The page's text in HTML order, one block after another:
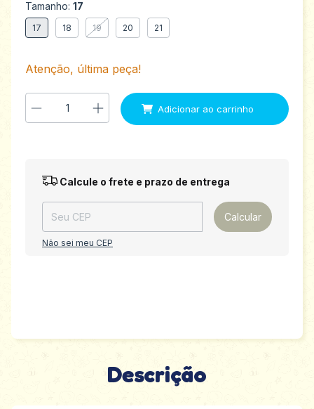
Tamanho: 17
17 18 19 20 21
Atenção, última peça!
Entregas para o CEP: Alterar CEP
Calcule o frete e prazo de entrega
Calcular
Não sei meu CEP
Descrição